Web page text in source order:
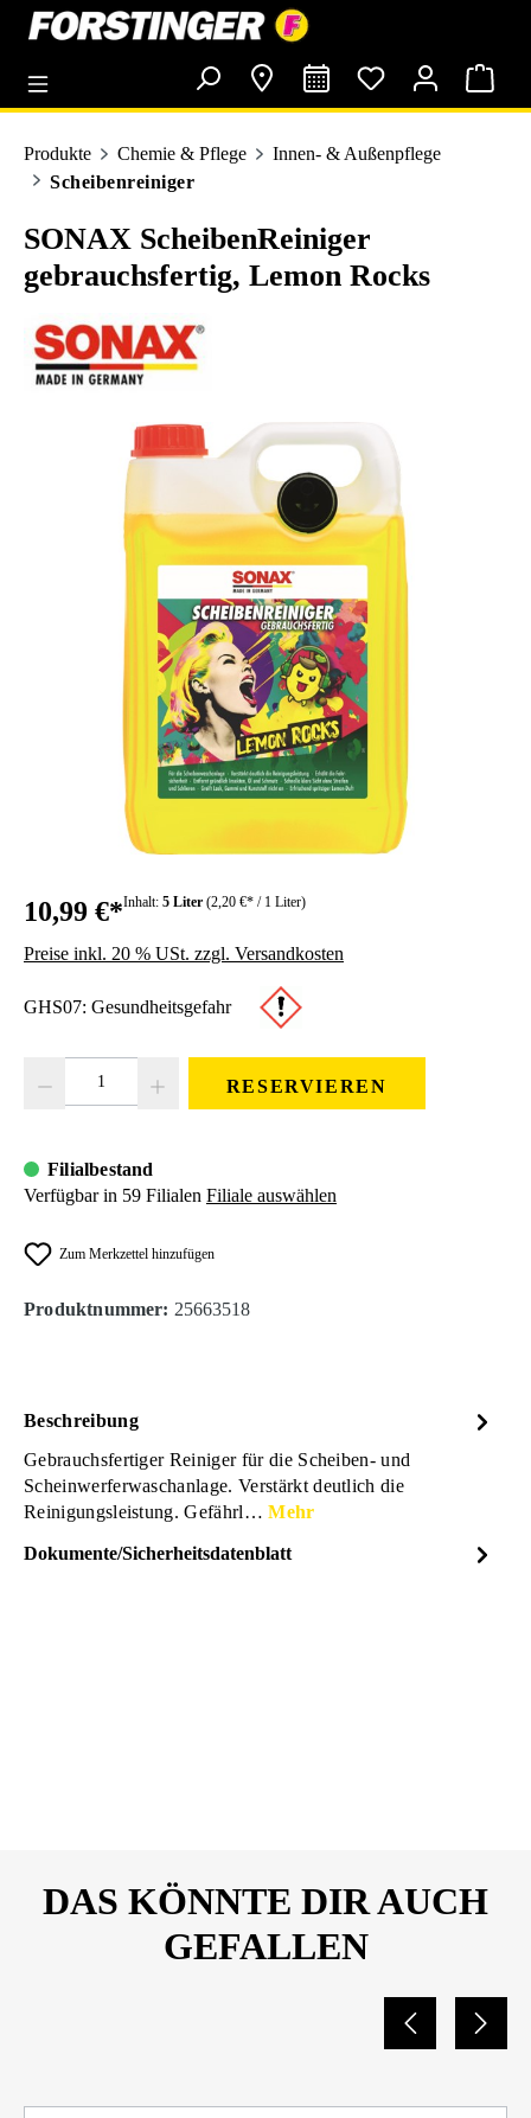
springen
Produkte Chemie & Pflege
Innen- & Außenpflege
Scheibenreiniger
SONAX ScheibenReiniger
gebrauchsfertig, Lemon Rocks
Bildergalerie überspringen
10,99 €*Inhalt: 5 Liter (2,20 €* / 1 Liter)
Preise inkl. 20 % USt. zzgl. Versandkosten
GHS07: Gesundheitsgefahr
RESERVIEREN
Filialbestand
Verfügbar in 59 Filialen Filiale auswählen
Zum Merkzettel hinzufügen
Produktnummer: 25663518
Beschreibung
Gebrauchsfertiger Reiniger für die Scheiben- und
Scheinwerferwaschanlage. Verstärkt deutlich die
Reinigungsleistung. Gefährl…Mehr
Dokumente/Sicherheitsdatenblatt
DAS KÖNNTE DIR AUCH
GEFALLEN